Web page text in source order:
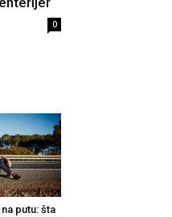
0
putu: šta